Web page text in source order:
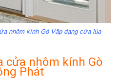
nhôm kính Gò Vấp dạng cửa lùa
cửa nhôm kính Gò
Phát